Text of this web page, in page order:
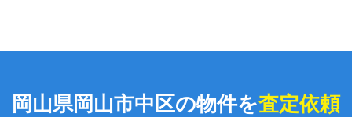
岡山県岡山市中区の物件を査定依頼